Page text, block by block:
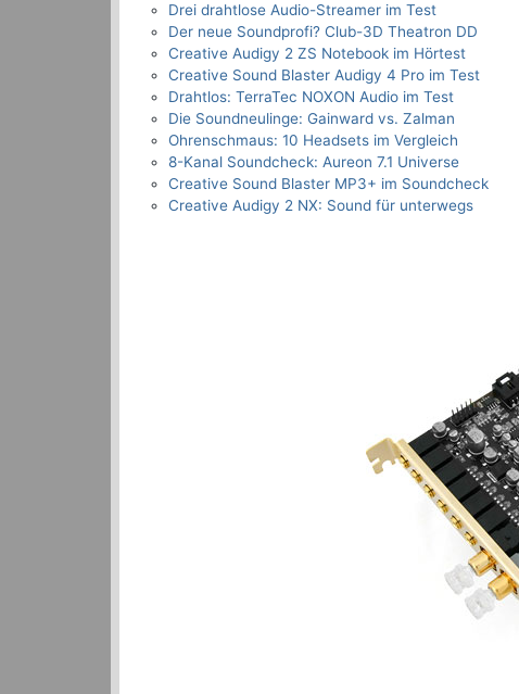
Drei drahtlose Audio-Streamer im Test
Der neue Soundprofi? Club-3D Theatron DD
Creative Audigy 2 ZS Notebook im Hörtest
Creative Sound Blaster Audigy 4 Pro im Test
Drahtlos: TerraTec NOXON Audio im Test
Die Soundneulinge: Gainward vs. Zalman
Ohrenschmaus: 10 Headsets im Vergleich
8-Kanal Soundcheck: Aureon 7.1 Universe
Creative Sound Blaster MP3+ im Soundcheck
Creative Audigy 2 NX: Sound für unterwegs